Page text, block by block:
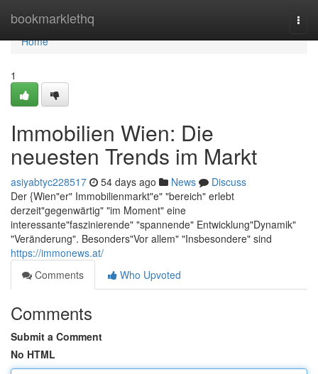
bookmarklethq
Home
Home
1
Immobilien Wien: Die
neuesten Trends im Markt
asiyabtyc228517 54 days ago News
Discuss
Der {Wien"er" Immobilienmarkt"e" "bereich" erlebt
derzeit"gegenwärtig" "im Moment" eine
interessante"faszinierende" "spannende" Entwicklung"Dynamik"
"Veränderung". Besonders"Vor allem" "Insbesondere" sind
https://immonews.at/
Comments
Who Upvoted
Comments
Submit a Comment
No HTML